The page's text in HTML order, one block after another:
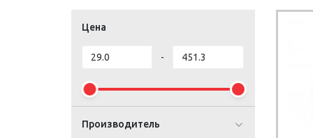
Цена
-
Производитель